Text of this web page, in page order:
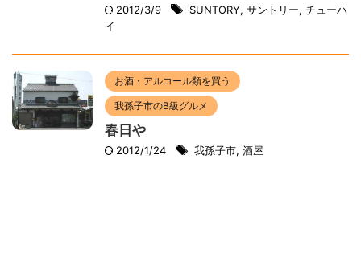
2012/3/9 SUNTORY, サントリー, チューハ
イ
お酒・アルコール類を買う
我孫子市のB級グルメ
春日や
2012/1/24 我孫子市, 酒屋